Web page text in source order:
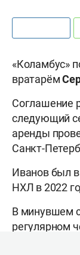
«Коламбус»
вратарём
Соглашение
следующий
аренды
Санкт-
Иванов был
НХЛ в 2022
В минувшем
регулярном